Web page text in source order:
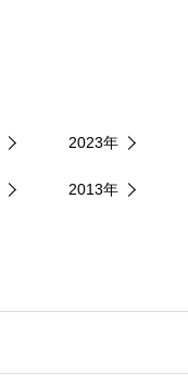
2023年
2013年